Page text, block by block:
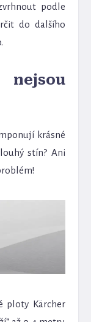
podle
do dalšího
nejsou
krásné
stín? Ani
ploty Kärcher